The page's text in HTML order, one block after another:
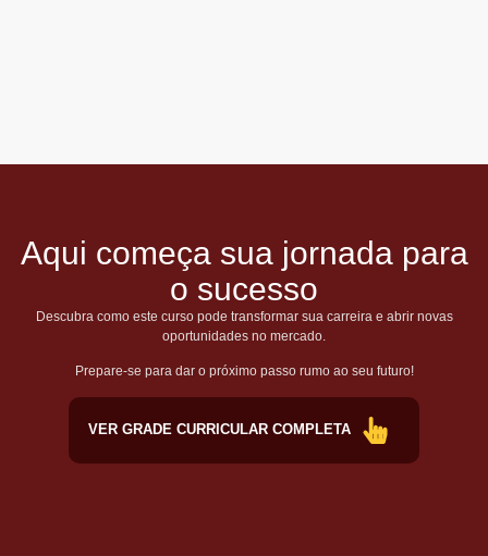
Aqui começa sua jornada para
o sucesso
Descubra como este curso pode transformar sua carreira e abrir novas
oportunidades no mercado.
Prepare-se para dar o próximo passo rumo ao seu futuro!
VER GRADE CURRICULAR COMPLETA